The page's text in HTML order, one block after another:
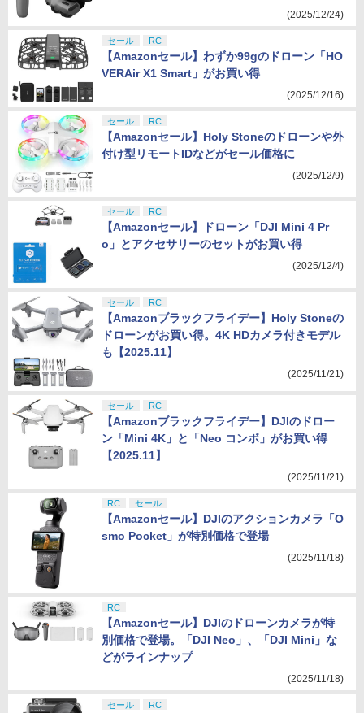
(2025/12/24)
セール RC
【Amazonセール】わずか99gのドローン「HO
VERAir X1 Smart」がお買い得
(2025/12/16)
セール RC
【Amazonセール】Holy Stoneのドローンや外
付け型リモートIDなどがセール価格に
(2025/12/9)
セール RC
【Amazonセール】ドローン「DJI Mini 4 Pr
o」とアクセサリーのセットがお買い得
(2025/12/4)
セール RC
【Amazonブラックフライデー】Holy Stoneの
ドローンがお買い得。4K HDカメラ付きモデル
も【2025.11】
(2025/11/21)
セール RC
【Amazonブラックフライデー】DJIのドロー
ン「Mini 4K」と「Neo コンボ」がお買い得
【2025.11】
(2025/11/21)
RC セール
【Amazonセール】DJIのアクションカメラ「O
smo Pocket」が特別価格で登場
(2025/11/18)
RC
【Amazonセール】DJIのドローンカメラが特
別価格で登場。「DJI Neo」、「DJI Mini」な
どがラインナップ
(2025/11/18)
セール RC